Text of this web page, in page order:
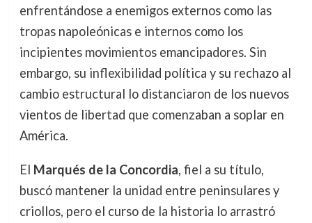
enfrentándose a enemigos externos como las
tropas napoleónicas e internos como los
incipientes movimientos emancipadores. Sin
embargo, su inflexibilidad política y su rechazo al
cambio estructural lo distanciaron de los nuevos
vientos de libertad que comenzaban a soplar en
América.
El Marqués de la Concordia, fiel a su título,
buscó mantener la unidad entre peninsulares y
criollos, pero el curso de la historia lo arrastró